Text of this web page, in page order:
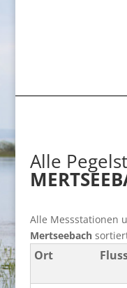
Alle
Alle Messstationen
Mertseebach
Ort